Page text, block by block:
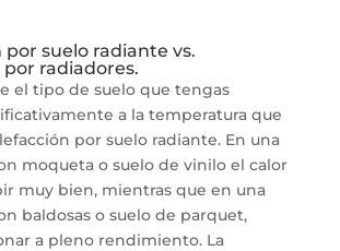
por suelo radiante vs.
radiadores.
el tipo de suelo que tengas
a la temperatura que
por suelo radiante. En una
moqueta o suelo de vinilo el calor
muy bien, mientras que en una
baldosas o suelo de parquet,
a pleno rendimiento. La